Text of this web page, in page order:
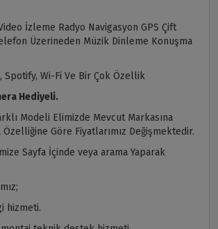
İzleme Radyo Navigasyon GPS Çift
Üzerineden Müzik Dinleme Konuşma
Spotify, Wi-Fi Ve Bir Çok Özellik
Hediyeli.
Modeli Elimizde Mevcut Markasına
Özelliğine Göre Fiyatlarımız Değişmektedir.
Sayfa İçinde veya arama Yaparak
hizmeti.